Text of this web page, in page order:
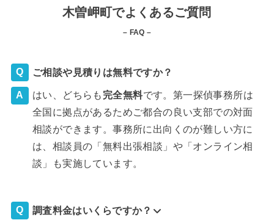
木曽岬町でよくあるご質問
– FAQ –
ご相談や見積りは無料ですか？
はい、どちらも 完全無料です。第一探偵事務所は
全国に拠点があるためご都合の良い支部での対面
相談ができます。事務所に出向くのが難しい方に
は、相談員の「無料出張相談」や「オンライン相
談」も実施しています。
調査料金はいくらですか？